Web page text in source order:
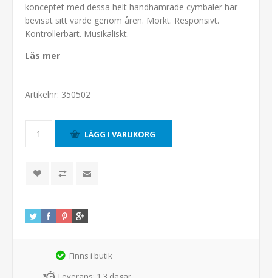
konceptet med dessa helt handhamrade cymbaler har
bevisat sitt värde genom åren. Mörkt. Responsivt.
Kontrollerbart. Musikaliskt.
Läs mer
Artikelnr: 350502
Finns i butik